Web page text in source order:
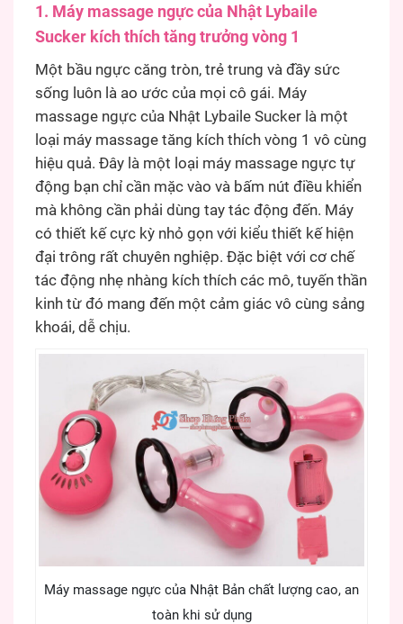
1. Máy massage ngực của Nhật Lybaile
Sucker kích thích tăng trưởng vòng 1
Một bầu ngực căng tròn, trẻ trung và đầy sức
sống luôn là ao ước của mọi cô gái. Máy
massage ngực của Nhật Lybaile Sucker là một
loại máy massage tăng kích thích vòng 1 vô cùng
hiệu quả. Đây là một loại máy massage ngực tự
động bạn chỉ cần mặc vào và bấm nút điều khiển
mà không cần phải dùng tay tác động đến. Máy
có thiết kế cực kỳ nhỏ gọn với kiểu thiết kế hiện
đại trông rất chuyên nghiệp. Đặc biệt với cơ chế
tác động nhẹ nhàng kích thích các mô, tuyến thần
kinh từ đó mang đến một cảm giác vô cùng sảng
khoái, dễ chịu.
Máy massage ngực của Nhật Bản chất lượng cao, an
toàn khi sử dụng